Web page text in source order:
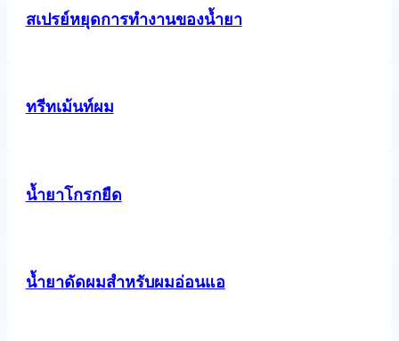
สเปรย์หยุดการทำงานของน้ำยา
ทรีทเม้นท์ผม
น้ำยาโกรกยืด
น้ำยาดัดผมสำหรับผมอ่อนแอ